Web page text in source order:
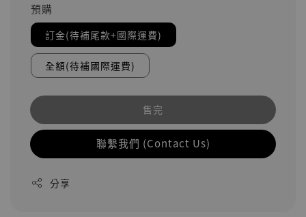
預購
訂金(待補尾款+國際運費)
全額(待補國際運費)
售完
聯繫我們 (Contact Us)
分享